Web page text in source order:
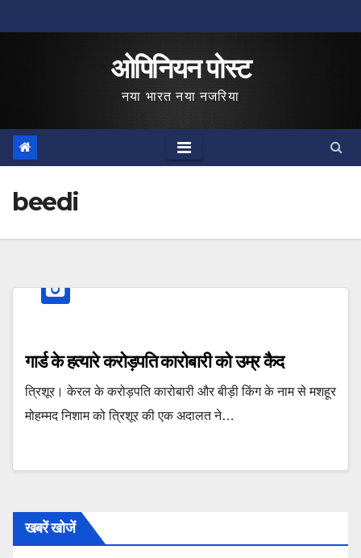
to
ओपिनियन पोस्ट
नया भारत नया नजरिया
beedi
गार्ड के हत्यारे करोड़पति कारोबारी को उम्र कैद
त्र‍िशूर। केरल के करोड़पति कारोबारी और बीड़ी किंग के नाम से मशहूर
मोहम्मद निशाम को त्रिशूर की एक अदालत ने…
खबरें खोजें